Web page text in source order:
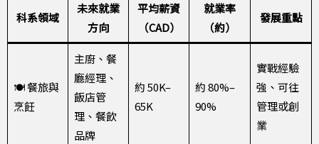
科系領域
未來就業
方向
平均薪資
（CAD）
就業率
（約）
發展重點
🍽 餐旅與
烹飪
主廚、餐
廳經理、
飯店管
理、餐飲
品牌
約 50K–
65K
約 80%–
90%
實戰經驗
強、可往
管理或創
業